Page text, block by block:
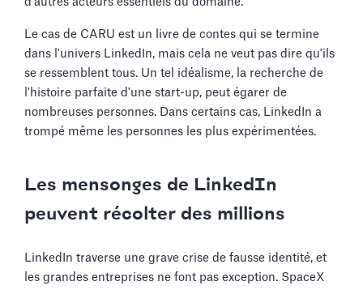
Le cas de CARU est un livre de contes qui se termine
dans l'univers LinkedIn, mais cela ne veut pas dire qu'ils
se ressemblent tous. Un tel idéalisme, la recherche de
l'histoire parfaite d'une start-up, peut égarer de
nombreuses personnes. Dans certains cas, LinkedIn a
trompé même les personnes les plus expérimentées.
Les mensonges de LinkedIn
peuvent récolter des millions
LinkedIn traverse une grave crise de fausse identité, et
les grandes entreprises ne font pas exception. SpaceX